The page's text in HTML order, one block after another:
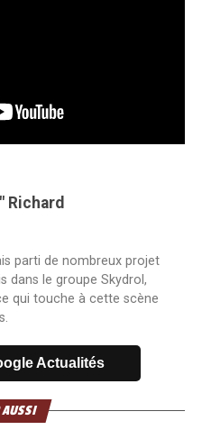
Richard
parti de nombreux projet
dans le groupe Skydrol,
qui touche à cette scène
Actualités
AUSSI